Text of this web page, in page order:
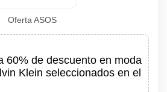
Oferta ASOS
60% de descuento en moda
Klein seleccionados en el